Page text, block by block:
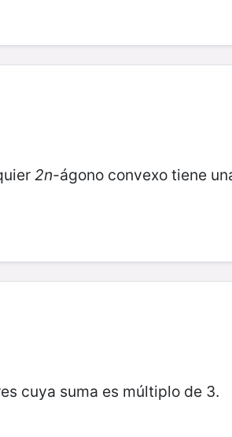
2n-ágono convexo tiene
cuya suma es múltiplo de 3.